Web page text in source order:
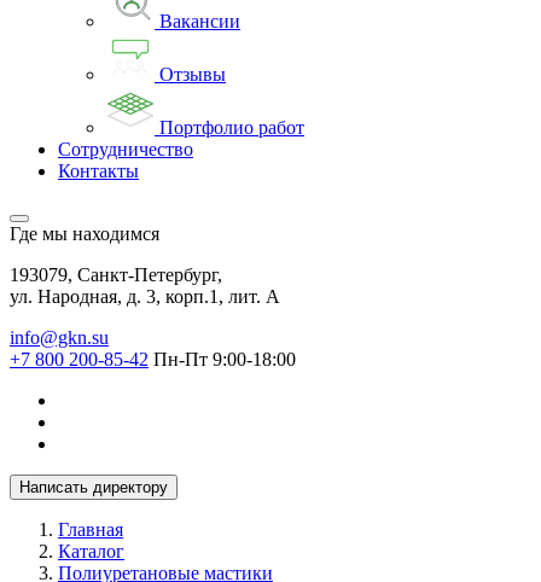
Вакансии
Отзывы
Портфолио работ
Сотрудничество
Контакты
Где мы находимся
193079, Санкт-Петербург,
ул. Народная, д. 3, корп.1, лит. А
info@gkn.su
+7 800 200-85-42 Пн-Пт 9:00-18:00
Написать директору
Главная
Каталог
Полиуретановые мастики